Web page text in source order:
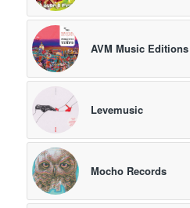
AVM Music Editions
Levemusic
Mocho Records